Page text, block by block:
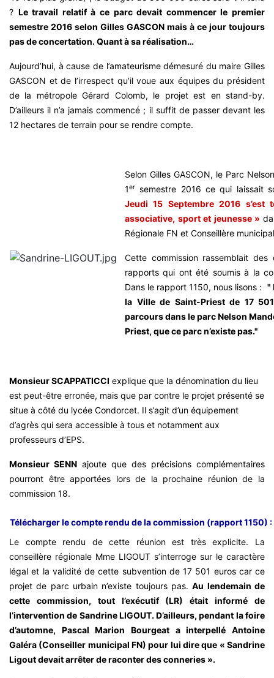
? Le travail relatif à ce parc devait commencer le premier
semestre 2016 selon Gilles GASCON mais à ce jour toujours
pas de concertation. Quant à sa réalisation…
Aujourd’hui, à cause de l’amateurisme démesuré du maire Gilles
GASCON et de l’irrespect qu’il voue aux équipes du président
de la métropole Gérard Colomb, le projet est en stand-by.
D’ailleurs il n’a jamais commencé ; il suffit de passer devant les
12 hectares de terrain pour se rendre compte.
Selon Gilles GASCON, le Parc
1er semestre 2016 ce qui laissait
Jeudi 15 Septembre 2016
associative, sport et jeunesse »
Régionale FN et Conseillère
Cette commission rassemblait
rapports qui ont été soumis à la
Dans le rapport 1150, nous lisons : "
la Ville de Saint-Priest de 17
parcours dans le parc Nelson
Priest, que ce parc n’existe pas."
Monsieur SCAPPATICCI explique que la dénomination du lieu
est peut-être erronée, mais que par contre le projet présenté se
situe à côté du lycée Condorcet. Il s’agit d’un équipement
d’agrès qui sera accessible à tous et notamment aux
professeurs d’EPS.
Monsieur SENN ajoute que des précisions complémentaires
pourront être apportées lors de la prochaine réunion de la
commission 18.
Télécharger le compte rendu de la commission (rapport 1150) :
Le compte rendu de cette réunion est très explicite. La
conseillère régionale Mme LIGOUT s’interroge sur le caractère
légal et la validité de cette subvention de 17 501 euros car ce
projet de parc urbain n’existe toujours pas.Au lendemain de
cette commission, tout l’exécutif (LR) était informé de
l’intervention de Sandrine LIGOUT. D’ailleurs, pendant la foire
d’automne, Pascal Marion Bourgeat a interpellé Antoine
Galéra (Conseiller municipal FN) pour lui dire que « Sandrine
Ligout devait arrêter de raconter des conneries ».